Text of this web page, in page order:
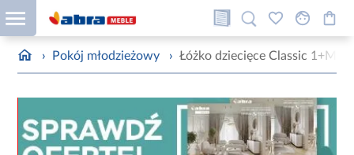
› Pokój młodzieżowy › Łóżko dziecięce Classic 1+M